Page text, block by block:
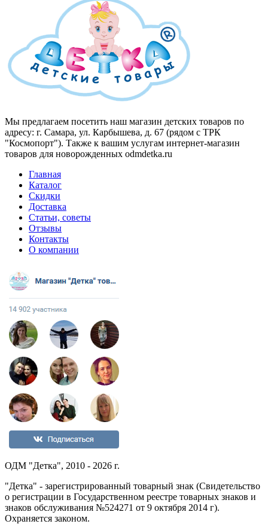
Мы предлагаем посетить наш магазин детских товаров по
адресу: г. Самара, ул. Карбышева, д. 67 (рядом с ТРК
"Космопорт"). Также к вашим услугам интернет-магазин
товаров для новорожденных odmdetka.ru
Главная
Каталог
Скидки
Доставка
Статьи, советы
Отзывы
Контакты
О компании
ОДМ "Детка", 2010 - 2026 г.
"Детка" - зарегистрированный товарный знак (Свидетельство
о регистрации в Государственном реестре товарных знаков и
знаков обслуживания №524271 от 9 октября 2014 г).
Охраняется законом.